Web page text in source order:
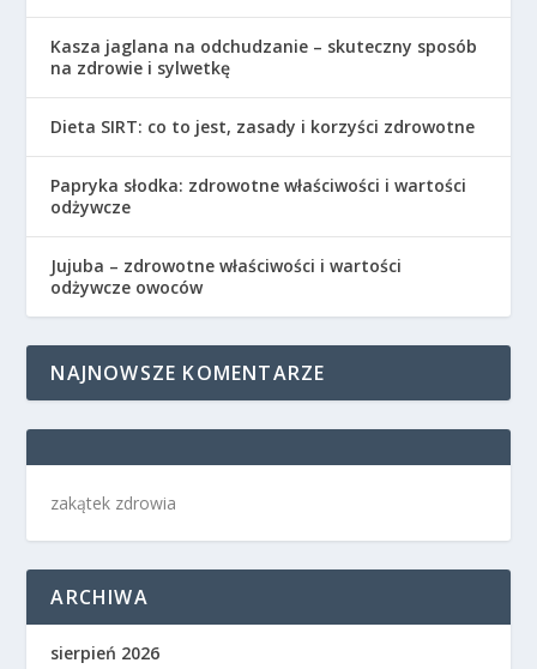
Kasza jaglana na odchudzanie – skuteczny sposób
na zdrowie i sylwetkę
Dieta SIRT: co to jest, zasady i korzyści zdrowotne
Papryka słodka: zdrowotne właściwości i wartości
odżywcze
Jujuba – zdrowotne właściwości i wartości
odżywcze owoców
NAJNOWSZE KOMENTARZE
zakątek zdrowia
ARCHIWA
sierpień 2026